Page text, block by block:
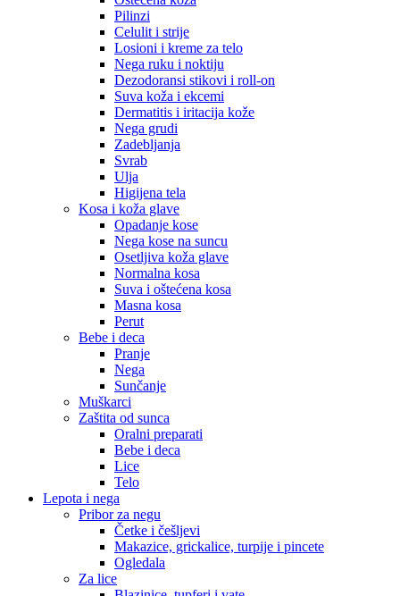
Pilinzi
Celulit i strije
Losioni i kreme za telo
Nega ruku i noktiju
Dezodoransi stikovi i roll-on
Suva koža i ekcemi
Dermatitis i iritacija kože
Nega grudi
Zadebljanja
Svrab
Ulja
Higijena tela
Kosa i koža glave
Opadanje kose
Nega kose na suncu
Osetljiva koža glave
Normalna kosa
Suva i oštećena kosa
Masna kosa
Perut
Bebe i deca
Pranje
Nega
Sunčanje
Muškarci
Zaštita od sunca
Oralni preparati
Bebe i deca
Lice
Telo
Lepota i nega
Pribor za negu
Četke i češljevi
Makazice, grickalice, turpije i pincete
Ogledala
Za lice